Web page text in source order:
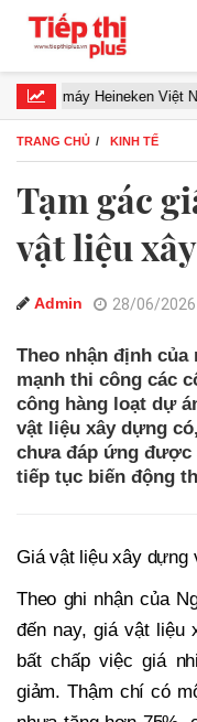
Heineken Việt Nam ở Đà
TRANG CHỦ KINH TẾ
Tạm gác
vật liệu
Admin 28/06/2026
Theo nhận định của
mạnh thi công các
công hàng loạt dự
vật liệu xây dựng
chưa đáp ứng được
tiếp tục biến động
Giá vật liệu xây dựng
Theo ghi nhận của
đến nay, giá vật liệu
bất chấp việc giá
giảm. Thậm chí có